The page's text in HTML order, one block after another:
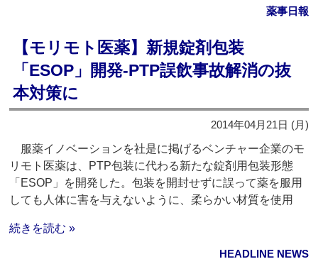
薬事日報
【モリモト医薬】新規錠剤包装
「ESOP」開発‐PTP誤飲事故解消の抜
本対策に
2014年04月21日 (月)
服薬イノベーションを社是に掲げるベンチャー企業のモ
リモト医薬は、PTP包装に代わる新たな錠剤用包装形態
「ESOP」を開発した。包装を開封せずに誤って薬を服用
しても人体に害を与えないように、柔らかい材質を使用
続きを読む »
HEADLINE NEWS